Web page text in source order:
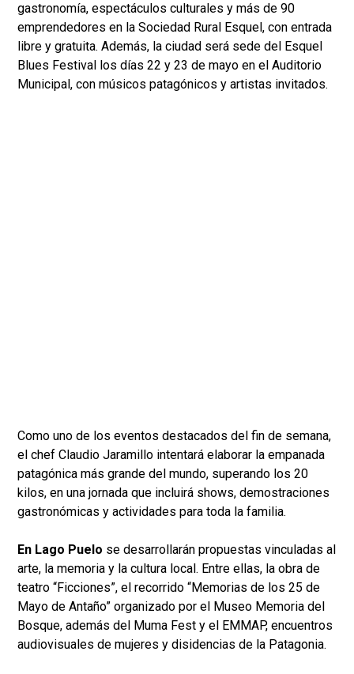
gastronomía, espectáculos culturales y más de 90
emprendedores en la Sociedad Rural Esquel, con entrada
libre y gratuita. Además, la ciudad será sede del Esquel
Blues Festival los días 22 y 23 de mayo en el Auditorio
Municipal, con músicos patagónicos y artistas invitados.
Como uno de los eventos destacados del fin de semana,
el chef Claudio Jaramillo intentará elaborar la empanada
patagónica más grande del mundo, superando los 20
kilos, en una jornada que incluirá shows, demostraciones
gastronómicas y actividades para toda la familia.
En Lago Puelo se desarrollarán propuestas vinculadas al
arte, la memoria y la cultura local. Entre ellas, la obra de
teatro “Ficciones”, el recorrido “Memorias de los 25 de
Mayo de Antaño” organizado por el Museo Memoria del
Bosque, además del Muma Fest y el EMMAP, encuentros
audiovisuales de mujeres y disidencias de la Patagonia.